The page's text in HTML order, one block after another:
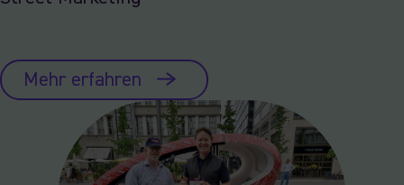
Mehr erfahren